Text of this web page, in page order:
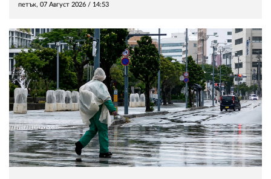
петък, 07 Август 2026 / 14:53